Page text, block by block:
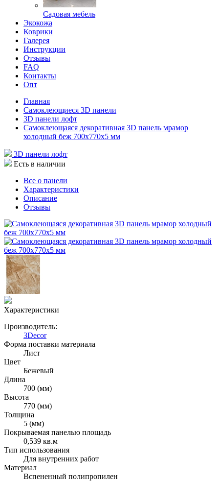
Садовая мебель
Экокожа
Коврики
Галерея
Инструкции
Отзывы
FAQ
Контакты
Опт
Главная
Самоклеющиеся 3D панели
3D панели лофт
Самоклеющаяся декоративная 3D панель мрамор
холодный беж 700x770x5 мм
3D панели лофт
Есть в наличии
Все о панели
Характеристики
Описание
Отзывы
Характеристики
Производитель:
3Decor
Форма поставки материала
Лист
Цвет
Бежевый
Длина
700 (мм)
Высота
770 (мм)
Толщина
5 (мм)
Покрываемая панелью площадь
0,539 кв.м
Тип использования
Для внутренних работ
Материал
Вспененный полипропилен